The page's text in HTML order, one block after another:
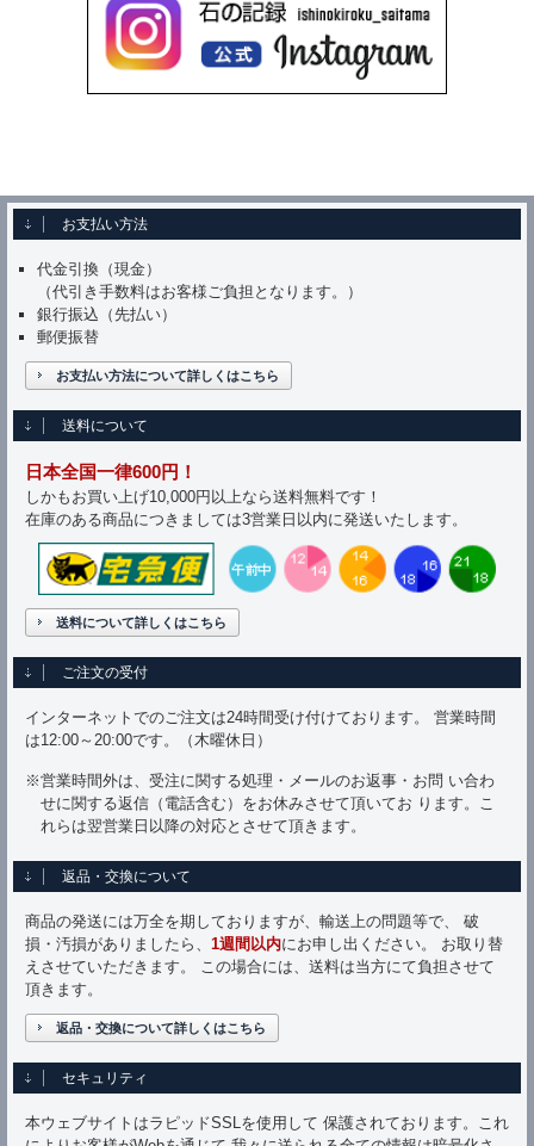
お支払い方法
代金引換（現金）
（代引き手数料はお客様ご負担となります。）
銀行振込（先払い）
郵便振替
お支払い方法について詳しくはこちら
送料について
日本全国一律600円！
しかもお買い上げ10,000円以上なら送料無料です！
在庫のある商品につきましては3営業日以内に発送いたします。
送料について詳しくはこちら
ご注文の受付
インターネットでのご注文は24時間受け付けております。 営業時間
は12:00～20:00です。（木曜休日）
※営業時間外は、受注に関する処理・メールのお返事・お問 い合わ
せに関する返信（電話含む）をお休みさせて頂いてお ります。こ
れらは翌営業日以降の対応とさせて頂きます。
返品・交換について
商品の発送には万全を期しておりますが、輸送上の問題等で、 破
損・汚損がありましたら、 1週間以内にお申し出ください。 お取り替
えさせていただきます。 この場合には、送料は当方にて負担させて
頂きます。
返品・交換について詳しくはこちら
セキュリティ
本ウェブサイトはラピッドSSLを使用して 保護されております。これ